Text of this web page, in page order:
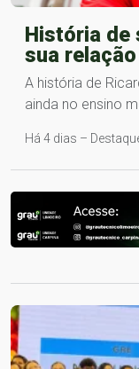
História de
sua
A história de
ainda no ensino
Há 4 dias –